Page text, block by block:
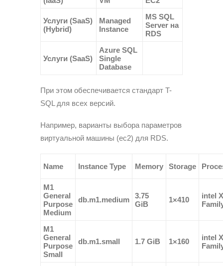
Услуги (SaaS)
(Hybrid)
Managed
Instance
MS SQL
Server на
RDS
Услуги (SaaS)
Azure SQL
Single
Database
При этом обеспечивается стандарт T-
SQL для всех версий.
Например, варианты выбора параметров
виртуальной машины (ec2) для RDS.
Name Instance Type Memory Storage
M1
General
Purpose
Medium
db.m1.medium
3.75
GiB
1×410
intel
M1
General
Purpose
Small
db.m1.small 1.7 GiB 1×160
intel